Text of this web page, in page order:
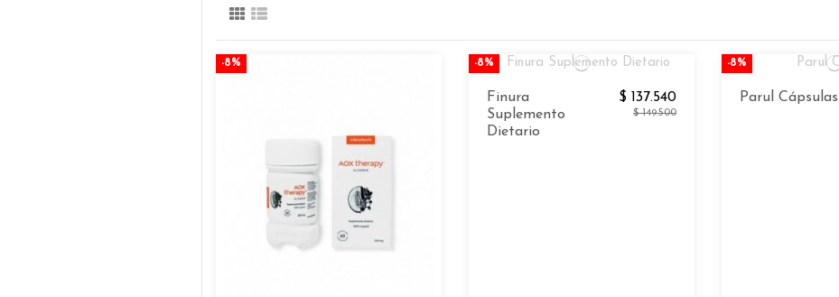
-8% -8%
Finura
Suplemento
Dietario
$ 137.540
$ 149.500
-8%
Parul Cápsulas